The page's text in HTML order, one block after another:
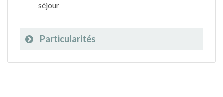
séjour
Particularités